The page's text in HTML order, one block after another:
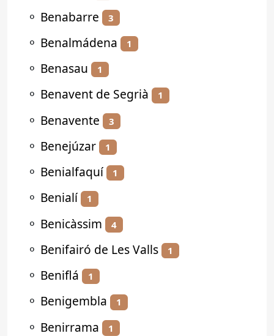
⚬ Benabarre 3
⚬ Benalmádena 1
⚬ Benasau 1
⚬ Benavent de Segrià 1
⚬ Benavente 3
⚬ Benejúzar 1
⚬ Benialfaquí 1
⚬ Benialí 1
⚬ Benicàssim 4
⚬ Benifairó de Les Valls 1
⚬ Beniflá 1
⚬ Benigembla 1
⚬ Benirrama 1